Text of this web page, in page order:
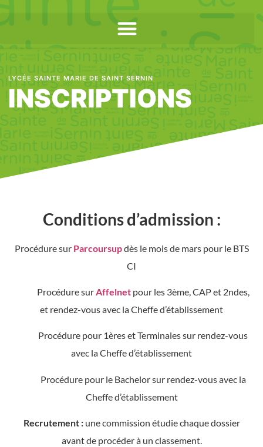
LYCÉE SAINTE MARIE DE SAINT SERNIN
INSCRIPTIONS
Conditions d’admission :
Procédure sur Parcoursupdès le mois de mars pour le BTS
CI
Procédure surAffelnetpour les 3ème, CAP et 2ndes,
et rendez-vous avec la Cheffe d’établissement
Procédure pour 1ères et Terminales sur rendez-vous
avec la Cheffe d’établissement
Procédure pour le Bachelor sur rendez-vous avec la
Cheffe d’établissement
Recrutement :une commission étudie chaque dossier
avant de procéder à un classement.